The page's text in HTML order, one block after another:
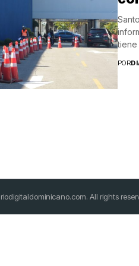
tiene
POR
All rights